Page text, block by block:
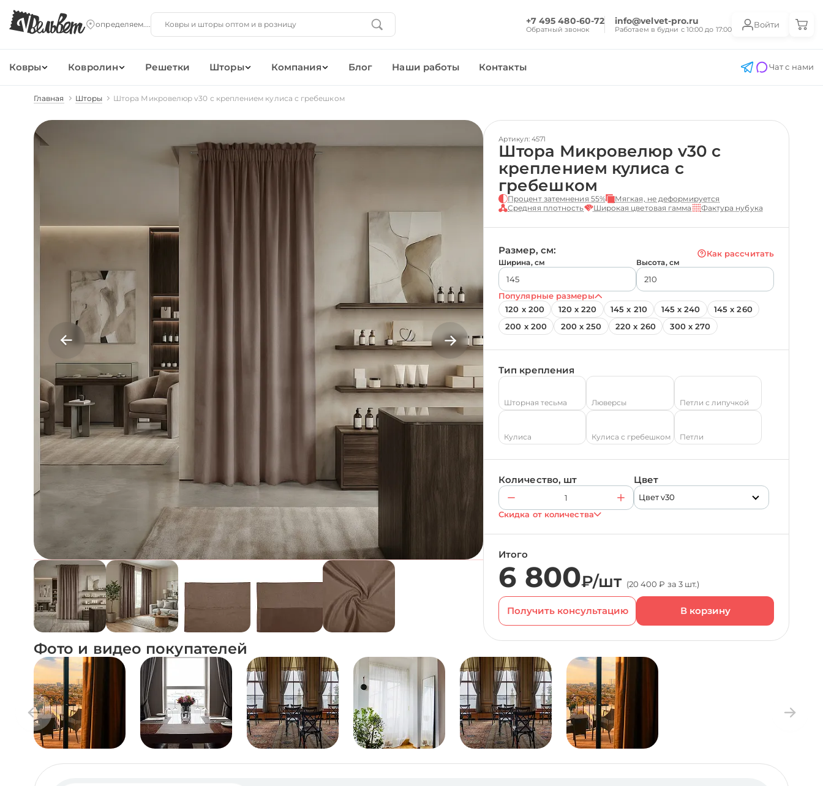
+7 495 480-60-72
Обратный звонок
info@velvet-pro.ru
Работаем в будни с 10:00 до 17:00
Войти
Ковры Ковролин Решетки Шторы Компания Блог Наши работы Контакты Чат с нами
Главная Шторы Штора Микровелюр v30 с креплением кулиса с гребешком
Артикул: 4571
Штора Микровелюр v30 с
креплением кулиса с
гребешком
Процент затемнения 55%
Мягкая, не деформируется
Средняя плотность
Широкая цветовая гамма Фактура нубука
Размер, см: Как рассчитать
Ширина, см Высота, см
Популярные размеры
120 х 200
120 х 220 145 х 210 145 х 240
145 х 260
200 х 200
200 х 250 220 х 260 300 х 270
Тип крепления
Шторная тесьма Люверсы Петли с липучкой
Кулиса Кулиса с гребешком Петли
Количество, шт Цвет
Цвет v30
Скидка от количества
Итого
6 800₽/шт (20 400 ₽ за 3 шт.)
Получить консультацию
Фото и видео покупателей